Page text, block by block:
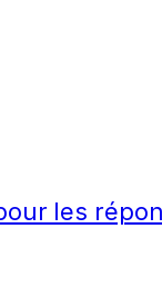
les